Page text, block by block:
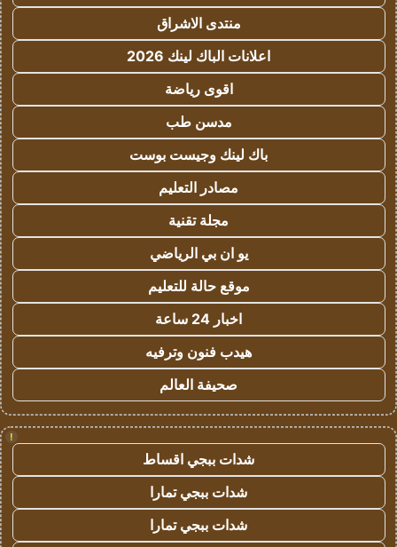
منتدى الاشراق
اعلانات الباك لينك 2026
اقوى رياضة
مدسن طب
باك لينك وجيست بوست
مصادر التعليم
مجلة تقنية
يو ان بي الرياضي
موقع حالة للتعليم
اخبار 24 ساعة
هيدب فنون وترفيه
صحيفة العالم
!
شدات ببجي اقساط
شدات ببجي تمارا
شدات ببجي تمارا